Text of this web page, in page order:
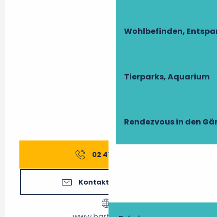
Wohlbefinden,
Tierparks, Aquarium
Rendezvous in den
02 47 61 14
Kontaktieren Sie uns